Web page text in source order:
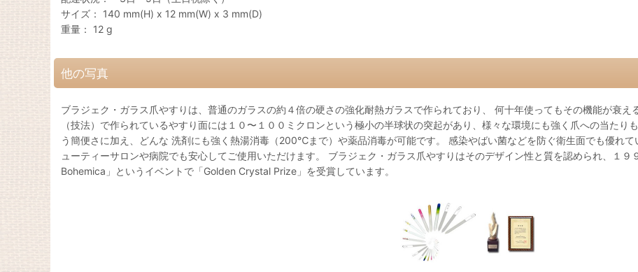
サイズ： 140 mm(H) x 12 mm(W) x 3 mm(D)
重量： 12 g
他の写真
ブラジェク・ガラス爪やすりは、普通のガラスの約４倍の硬さの強化耐熱ガラスで作られており、 何十年使ってもその機能が衰
（技法）で作られているやすり面には１０〜１００ミクロンという極小の半球状の突起があり、様々な環境にも強く爪への当たり
う簡便さに加え、どんな 洗剤にも強く熱湯消毒（200℃まで）や薬品消毒が可能です。 感染やばい菌などを防ぐ衛生面でも優れ
ューティーサロンや病院でも安心してご使用いただけます。 ブラジェク・ガラス爪やすりはそのデザイン性と質を認められ、１
Bohemica」というイベントで「Golden Crystal Prize」を受賞しています。